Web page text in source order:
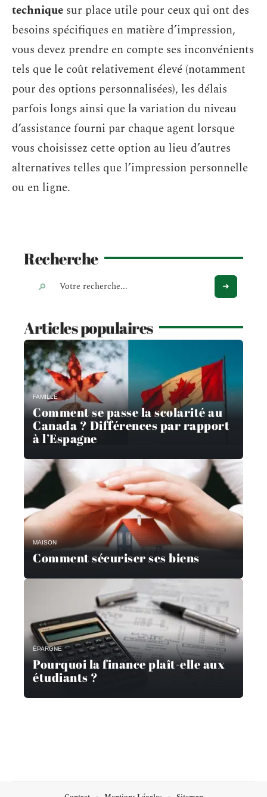
technique sur place utile pour ceux qui ont des
besoins spécifiques en matière d’impression,
vous devez prendre en compte ses inconvénients
tels que le coût relativement élevé (notamment
pour des options personnalisées), les délais
parfois longs ainsi que la variation du niveau
d’assistance fourni par chaque agent lorsque
vous choisissez cette option au lieu d’autres
alternatives telles que l’impression personnelle
ou en ligne.
Recherche
Articles populaires
FAMILLE
Comment se passe la scolarité au
Canada ? Différences par rapport
à l’Espagne
MAISON
Comment sécuriser ses biens
ÉPARGNE
Pourquoi la finance plaît-elle aux
étudiants ?